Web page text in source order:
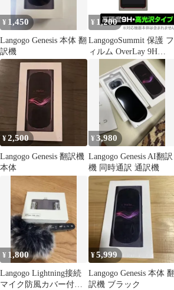
¥ 1,450
Langogo Genesis 本体 翻
訳機
¥ 1,200
LangogoSummit 保護 フ
ィルム OverLay 9H
Brilliant for Langogo
Summit 9H 高硬度で透
明感が美しい高光沢タ
イプ ランゴーゴー サミ
ット
¥2,500
Langogo Genesis 翻訳機
本体
¥3,980
Langogo Genesis AI翻訳
機 同時通訳 通訳機
¥ 1,800
Langogo Lightning接続
マイク防風カバー付き
¥5,999
Langogo Genesis 本体
訳機 ブラック